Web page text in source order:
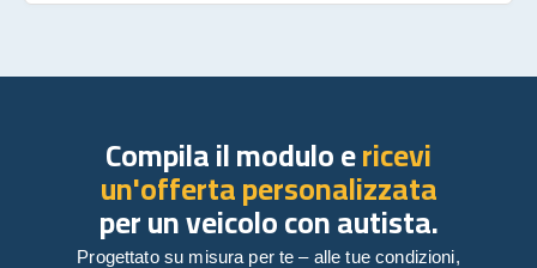
Compila il modulo ericevi
un'offerta personalizzata
per un veicolo con autista.
Progettato su misura per te – alle tue condizioni,